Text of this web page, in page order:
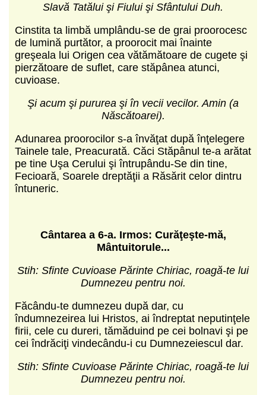
Slavă Tatălui şi Fiului şi Sfântului Duh.
Cinstita ta limbă umplându-se de grai proorocesc
de lumină purtător, a proorocit mai înainte
greşeala lui Origen cea vătămătoare de cugete şi
pierzătoare de suflet, care stăpânea atunci,
cuvioase.
Şi acum şi pururea şi în vecii vecilor. Amin (a
Născătoarei).
Adunarea proorocilor s-a învăţat după înţelegere
Tainele tale, Preacurată. Căci Stăpânul te-a arătat
pe tine Uşa Cerului şi întrupându-Se din tine,
Fecioară, Soarele dreptăţii a Răsărit celor dintru
întuneric.
Cântarea a 6-a. Irmos: Curăţeşte-mă,
Mântuitorule...
Stih: Sfinte Cuvioase Părinte Chiriac, roagă-te lui
Dumnezeu pentru noi.
Făcându-te dumnezeu după dar, cu
îndumnezeirea lui Hristos, ai îndreptat neputinţele
firii, cele cu dureri, tămăduind pe cei bolnavi şi pe
cei îndrăciţi vindecându-i cu Dumnezeiescul dar.
Stih: Sfinte Cuvioase Părinte Chiriac, roagă-te lui
Dumnezeu pentru noi.